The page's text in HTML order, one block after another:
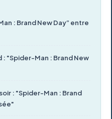
: Brand New Day” entre
: "Spider-Man : Brand New
: "Spider-Man : Brand